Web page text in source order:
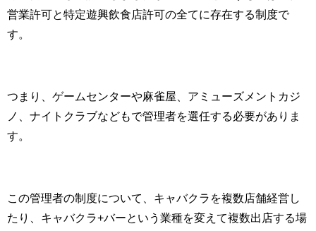
営業許可と特定遊興飲食店許可の全てに存在する制度で
す。
つまり、ゲームセンターや麻雀屋、アミューズメントカジ
ノ、ナイトクラブなどもで管理者を選任する必要がありま
す。
この管理者の制度について、キャバクラを複数店舗経営し
たり、キャバクラ+バーという業種を変えて複数出店する場